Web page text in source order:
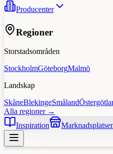
Producenter
Regioner
Storstadsområden
StockholmGöteborgMalmö
Landskap
SkåneBlekingeSmåland
Alla regioner →
Inspiration